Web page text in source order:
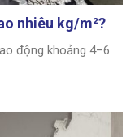
nhiêu kg/m²?
động khoảng 4–6